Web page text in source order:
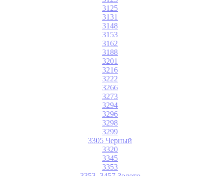
3125
3131
3148
3153
3162
3188
3201
3216
3222
3266
3273
3294
3296
3298
3299
3305 Черный
3320
3345
3353